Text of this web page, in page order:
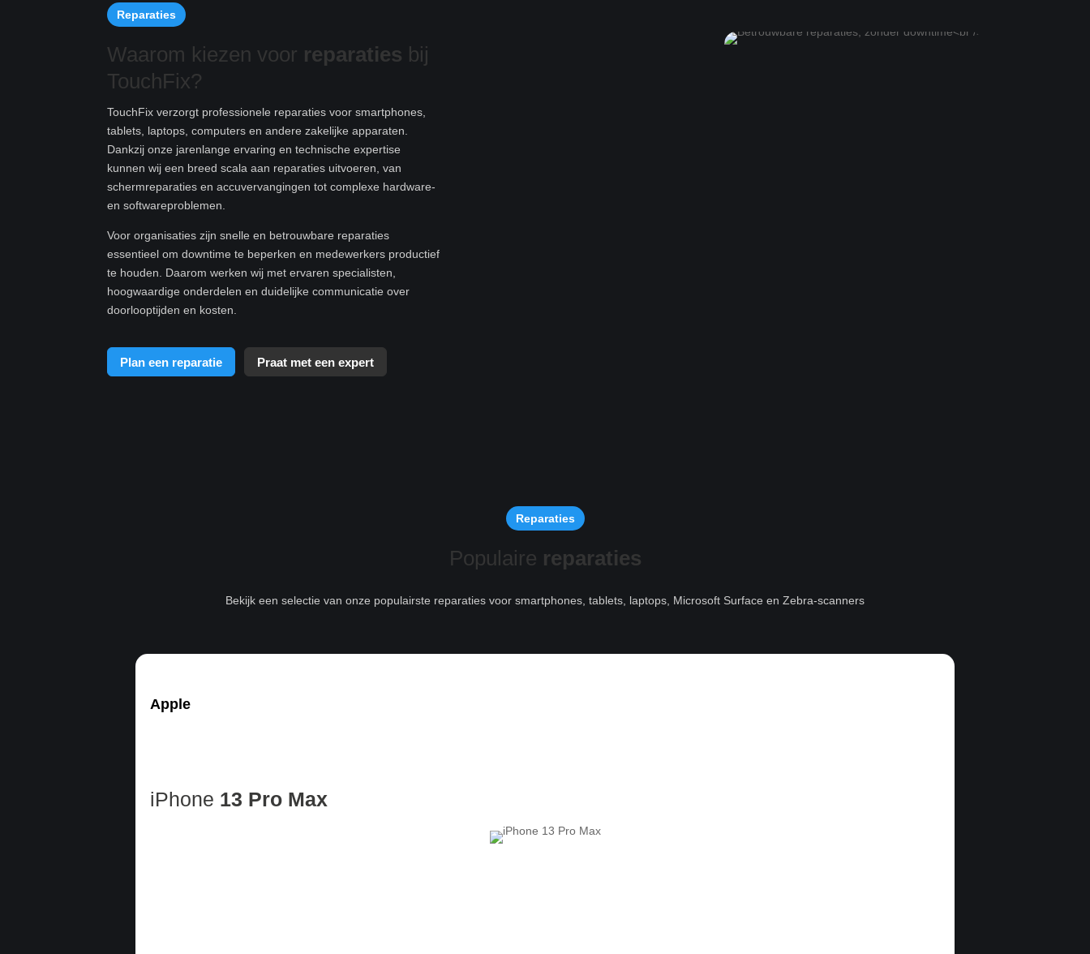
Reparaties
Waarom kiezen voor reparaties bij
TouchFix?
TouchFix verzorgt professionele reparaties voor smartphones,
tablets, laptops, computers en andere zakelijke apparaten.
Dankzij onze jarenlange ervaring en technische expertise
kunnen wij een breed scala aan reparaties uitvoeren, van
schermreparaties en accuvervangingen tot complexe hardware-
en softwareproblemen.
Voor organisaties zijn snelle en betrouwbare reparaties
essentieel om downtime te beperken en medewerkers productief
te houden. Daarom werken wij met ervaren specialisten,
hoogwaardige onderdelen en duidelijke communicatie over
doorlooptijden en kosten.
Plan een reparatie Praat met een expert
Reparaties
Populaire reparaties
Bekijk een selectie van onze populairste reparaties voor smartphones, tablets, laptops, Microsoft Surface en Zebra-scanners
Apple
iPhone 13 Pro Max